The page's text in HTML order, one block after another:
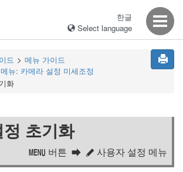
한글
Select language
드 메뉴 가이드
뉴: 카메라 설정 미세조정
화
초기화
G 버튼 A 사용자 설정 메뉴